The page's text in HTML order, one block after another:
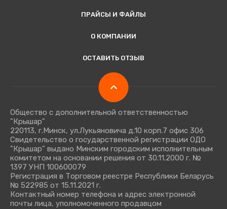
ПРАЙСЫ И ФАЙЛЫ
О КОМПАНИИ
ОСТАВИТЬ ОТЗЫВ
Общество с дополнительной ответственностью
"Крышар"
220113, г.Минск, ул.Лукьяновича д.10 корп.7 офис 306
Свидетельство о государственной регистрации ОДО
"Крышар" выдано Минским городским исполнительным
комитетом на основании решения от 30.11.2000 г. №
1397 УНП 100600079
Регистрация в Торговом реестре Республики Беларусь
№ 522985 от 15.11.2021 г.
Контактный номер телефона и адрес электронной
почты лица, уполномоченного продавцом